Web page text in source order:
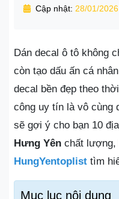
Cập nhật: 28/01/
Dán decal ô tô không
còn tạo dấu ấn cá
decal bền đẹp theo
công uy tín là vô cùng
sẽ gợi ý cho bạn 10
Hưng Yên chất lượng,
HungYentoplist tìm
Mục lục nội dung